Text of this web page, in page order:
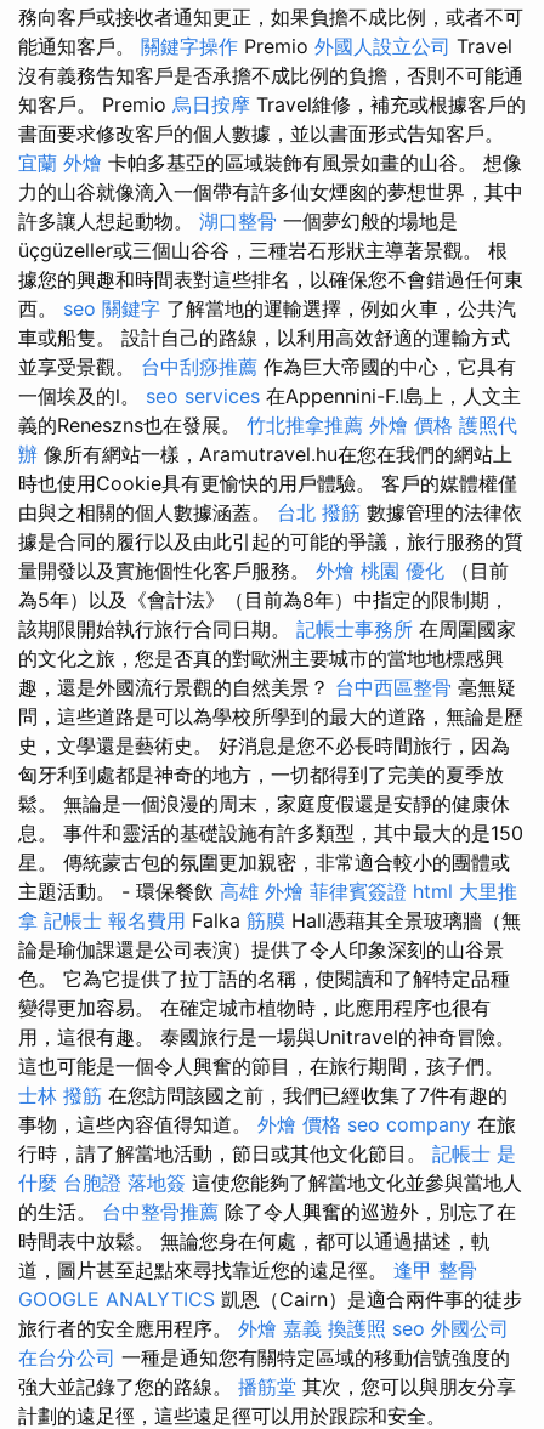
務向客戶或接收者通知更正，如果負擔不成比例，或者不可
能通知客戶。 關鍵字操作 Premio 外國人設立公司 Travel
沒有義務告知客戶是否承擔不成比例的負擔，否則不可能通
知客戶。 Premio 烏日按摩 Travel維修，補充或根據客戶的
書面要求修改客戶的個人數據，並以書面形式告知客戶。
宜蘭 外燴 卡帕多基亞的區域裝飾有風景如畫的山谷。 想像
力的山谷就像滴入一個帶有許多仙女煙囪的夢想世界，其中
許多讓人想起動物。 湖口整骨 一個夢幻般的場地是
üçgüzeller或三個山谷谷，三種岩石形狀主導著景觀。 根
據您的興趣和時間表對這些排名，以確保您不會錯過任何東
西。 seo 關鍵字 了解當地的運輸選擇，例如火車，公共汽
車或船隻。 設計自己的路線，以利用高效舒適的運輸方式
並享受景觀。 台中刮痧推薦 作為巨大帝國的中心，它具有
一個埃及的l。 seo services 在Appennini-F.l島上，人文主
義的Reneszns也在發展。 竹北推拿推薦 外燴 價格 護照代
辦 像所有網站一樣，Aramutravel.hu在您在我們的網站上
時也使用Cookie具有更愉快的用戶體驗。 客戶的媒體權僅
由與之相關的個人數據涵蓋。 台北 撥筋 數據管理的法律依
據是合同的履行以及由此引起的可能的爭議，旅行服務的質
量開發以及實施個性化客戶服務。 外燴 桃園 優化 （目前
為5年）以及《會計法》（目前為8年）中指定的限制期，
該期限開始執行旅行合同日期。 記帳士事務所 在周圍國家
的文化之旅，您是否真的對歐洲主要城市的當地地標感興
趣，還是外國流行景觀的自然美景？ 台中西區整骨 毫無疑
問，這些道路是可以為學校所學到的最大的道路，無論是歷
史，文學還是藝術史。 好消息是您不必長時間旅行，因為
匈牙利到處都是神奇的地方，一切都得到了完美的夏季放
鬆。 無論是一個浪漫的周末，家庭度假還是安靜的健康休
息。 事件和靈活的基礎設施有許多類型，其中最大的是150
星。 傳統蒙古包的氛圍更加親密，非常適合較小的團體或
主題活動。 - 環保餐飲 高雄 外燴 菲律賓簽證 html 大里推
拿 記帳士 報名費用 Falka 筋膜 Hall憑藉其全景玻璃牆（無
論是瑜伽課還是公司表演）提供了令人印象深刻的山谷景
色。 它為它提供了拉丁語的名稱，使閱讀和了解特定品種
變得更加容易。 在確定城市植物時，此應用程序也很有
用，這很有趣。 泰國旅行是一場與Unitravel的神奇冒險。
這也可能是一個令人興奮的節目，在旅行期間，孩子們。
士林 撥筋 在您訪問該國之前，我們已經收集了7件有趣的
事物，這些內容值得知道。 外燴 價格 seo company 在旅
行時，請了解當地活動，節日或其他文化節目。 記帳士 是
什麼 台胞證 落地簽 這使您能夠了解當地文化並參與當地人
的生活。 台中整骨推薦 除了令人興奮的巡遊外，別忘了在
時間表中放鬆。 無論您身在何處，都可以通過描述，軌
道，圖片甚至起點來尋找靠近您的遠足徑。 逢甲 整骨
GOOGLE ANALYTICS 凱恩（Cairn）是適合兩件事的徒步
旅行者的安全應用程序。 外燴 嘉義 換護照 seo 外國公司
在台分公司 一種是通知您有關特定區域的移動信號強度的
強大並記錄了您的路線。 播筋堂 其次，您可以與朋友分享
計劃的遠足徑，這些遠足徑可以用於跟踪和安全。